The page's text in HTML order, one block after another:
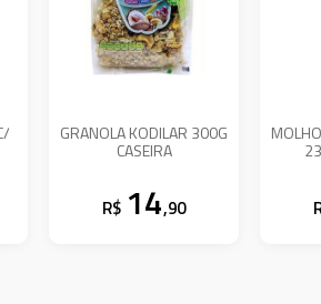
GRANOLA KODILAR 300G
CASEIRA
R$ 14,90